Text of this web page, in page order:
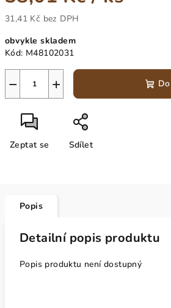
31,41 Kč bez DPH
cena:
obvykle skladem
Kód: M48102031
+
−
Zeptat se Sdílet
Popis
Detailní popis produktu
Popis produktu není dostupný